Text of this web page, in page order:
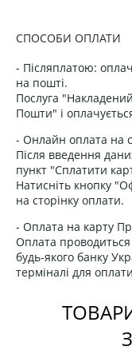
СПОСОБИ ОПЛАТИ
- Післяплатою:
на пошті.
Послуга
Пошти" і
- Онлайн оплата на
Після введення
пункт "Сплатити
Натисніть кнопку
на сторінку оплати.
- Оплата на карту
Оплата
будь-якого банку
терміналі для